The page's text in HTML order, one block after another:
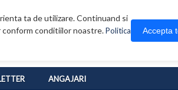
ta de utilizare. Continuand si
conditiilor noastre.Politica
Accepta
ANGAJARI